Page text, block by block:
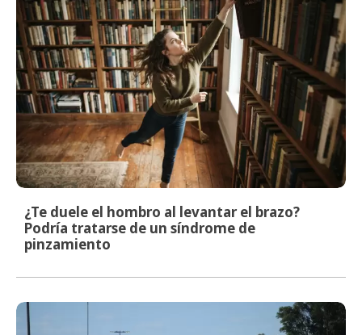
¿Te duele el hombro al levantar el brazo?
Podría tratarse de un síndrome de
pinzamiento